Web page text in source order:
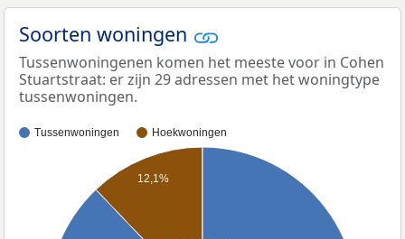
Soorten woningen
Tussenwoningenen komen het meeste voor in Cohen
Stuartstraat: er zijn 29 adressen met het woningtype
tussenwoningen.
Tussenwoningen Hoekwoningen
12,1%